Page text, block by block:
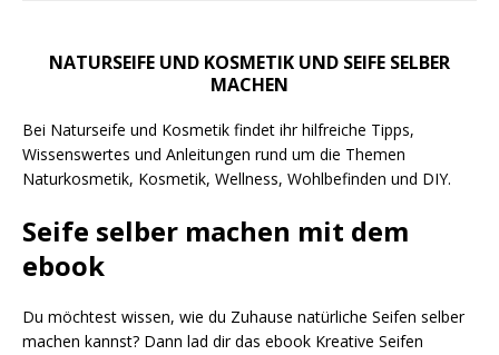
NATURSEIFE UND KOSMETIK UND SEIFE SELBER
MACHEN
Bei Naturseife und Kosmetik findet ihr hilfreiche Tipps,
Wissenswertes und Anleitungen rund um die Themen
Naturkosmetik, Kosmetik, Wellness, Wohlbefinden und DIY.
Seife selber machen mit dem
ebook
Du möchtest wissen, wie du Zuhause natürliche Seifen selber
machen kannst? Dann lad dir das ebook Kreative Seifen